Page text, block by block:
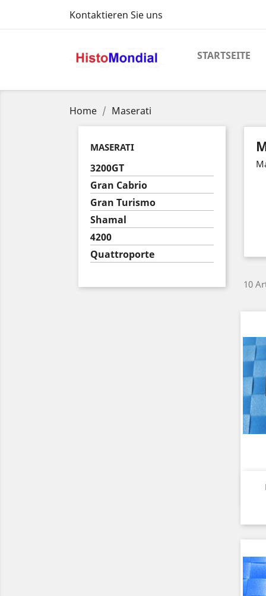
Kontaktieren Sie uns
STARTSEITE
Home Maserati
MASERATI
3200GT
Gran Cabrio
Gran Turismo
Shamal
4200
Quattroporte
10